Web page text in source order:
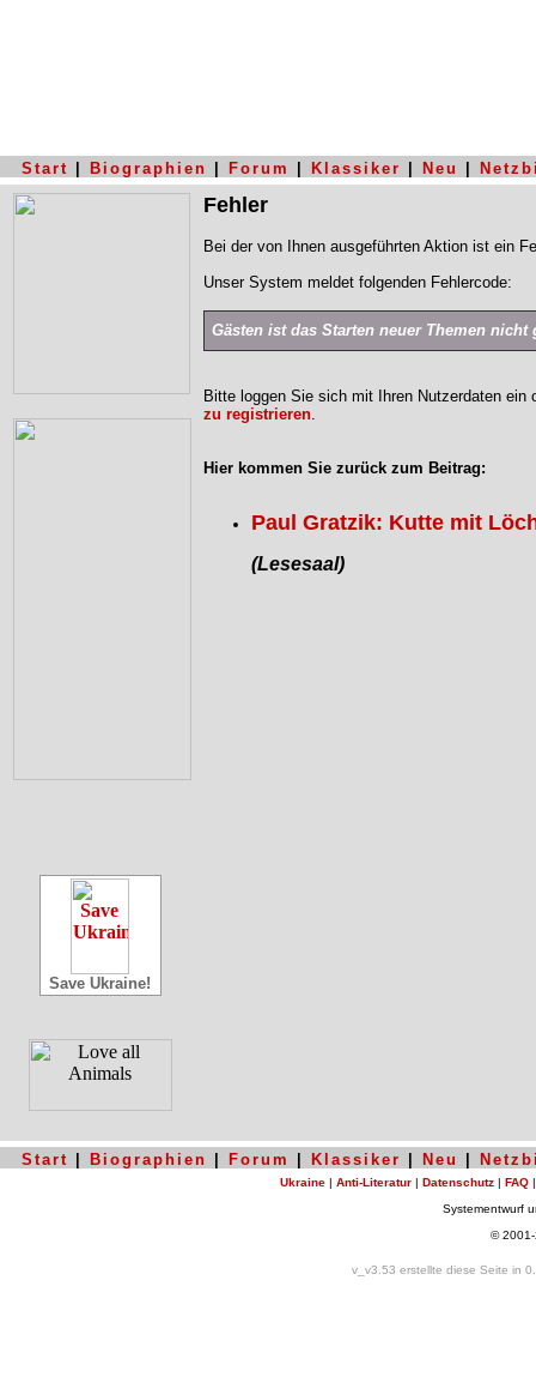
Start Biographien Forum Klassiker Neu
Save Ukraine!
Fehler
Bei der von Ihnen ausgeführten Aktion ist ein
Unser System meldet folgenden Fehlercode:
Gästen ist das Starten neuer Themen nicht
Bitte loggen Sie sich mit Ihren Nutzerdaten
zu registrieren.
Hier kommen Sie zurück zum Beitrag:
Paul Gratzik: Kutte mit
(Lesesaal)
Start Biographien Forum Klassiker Neu
Ukraine | Anti-Literatur | Datenschutz | FAQ
Systementwurf
©
v_v3.53 erstellte diese Seite in